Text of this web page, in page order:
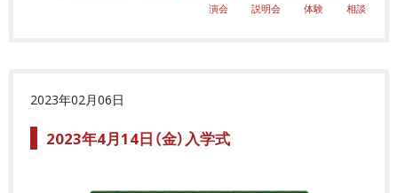
演会
説明会 体験 相談
2023年02月06日
2023年4月14日（金）入学式